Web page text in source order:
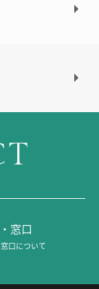
窓口
口について